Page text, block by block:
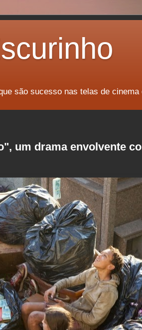
são sucesso nas telas de
um drama envolvente